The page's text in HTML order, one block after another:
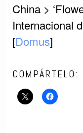
China >
Internacional
[Domus]
COMPÁRTELO: